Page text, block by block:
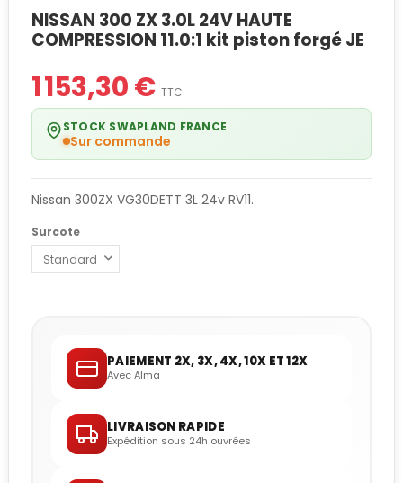
NISSAN 300 ZX 3.0L 24V HAUTE
COMPRESSION 11.0:1 kit piston forgé JE
1 153,30 € TTC
STOCK SWAPLAND FRANCE
Sur commande
Nissan 300ZX VG30DETT 3L 24v RV11.
Surcote
PAIEMENT 2X, 3X, 4X, 10X ET 12X
Avec Alma
LIVRAISON RAPIDE
Expédition sous 24h ouvrées